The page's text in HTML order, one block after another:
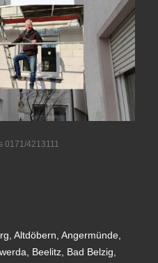
0171/4213111
Altdöbern, Angermünde,
Beelitz, Bad Belzig,